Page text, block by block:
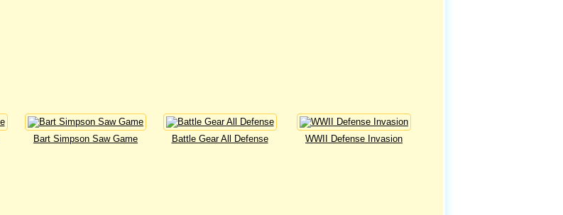
Bart Simpson Saw Game Battle Gear All Defense WWII Defense Invasion